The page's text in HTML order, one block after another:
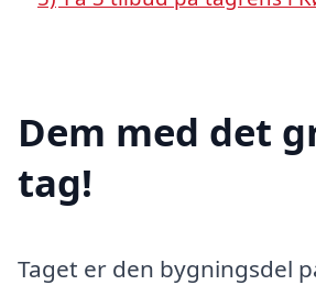
Dem med det
tag!
Taget er den bygningsdel